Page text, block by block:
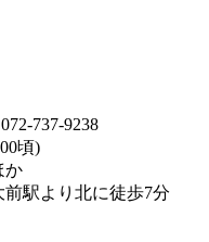
737-9238
頃)
か
駅より北に徒歩7分